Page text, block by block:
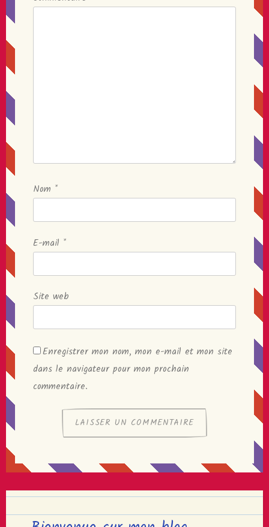
Nom *
E-mail *
Site web
Enregistrer mon nom, mon e-mail et mon site
dans le navigateur pour mon prochain
commentaire.